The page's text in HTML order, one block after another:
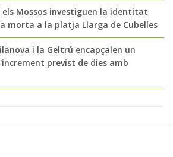
els Mossos investiguen la identitat
morta a la platja Llarga de Cubelles
i la Geltrú encapçalen un
previst de dies amb